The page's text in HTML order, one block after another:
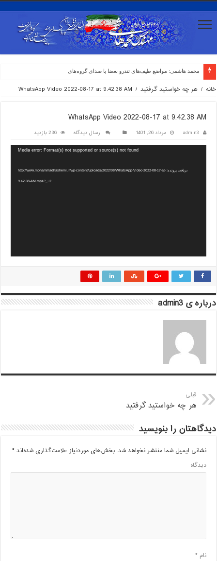
محمد هاشمی: مواضع طیف‌های تندرو بعضا با صدای گروه‌های اپوزیسیون
خانه / هر چه خواستید گرفتید /
WhatsApp Video 2022-08-17 at 9.42.38 AM
WhatsApp Video 2022-08-17 at 9.42.38 AM
admin3 مرداد 26, 1401 ارسال دیدگاه 236 بازدید
Media error: Format(s) not supported or source(s) not found
دریافت پرونده: http://www.mohammadhashemi.ir/wp-content/uploads/2022/08/WhatsApp-Video-2022-08-17-at-
9.42.38-AM.mp4?_=2
درباره ی admin3
قبلی
هر چه خواستید گرفتید
دیدگاهتان را بنویسید
نشانی ایمیل شما منتشر نخواهد شد. بخش‌های موردنیاز علامت‌گذاری شده‌اند*
دیدگاه
نام *